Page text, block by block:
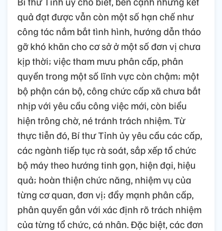
quả đạt được vẫn còn một số hạn chế như
công tác nắm bắt tình hình, hướng dẫn tháo
gỡ khó khăn cho cơ sở ở một số đơn vị chưa
kịp thời; việc tham mưu phân cấp, phân
quyền trong một số lĩnh vực còn chậm; một
bộ phận cán bộ, công chức cấp xã chưa bắt
nhịp với yêu cầu công việc mới, còn biểu
hiện trông chờ, né tránh trách nhiệm. Từ
thực tiễn đó, Bí thư Tỉnh ủy yêu cầu các cấp,
các ngành tiếp tục rà soát, sắp xếp tổ chức
bộ máy theo hướng tinh gọn, hiện đại, hiệu
quả; hoàn thiện chức năng, nhiệm vụ của
từng cơ quan, đơn vị; đẩy mạnh phân cấp,
phân quyền gắn với xác định rõ trách nhiệm
của từng tổ chức, cá nhân. Đặc biệt, các đơn